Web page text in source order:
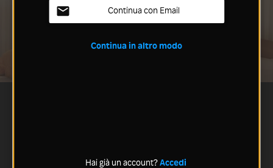
Continua con Email
Continua in altro modo
Hai già un account?Accedi